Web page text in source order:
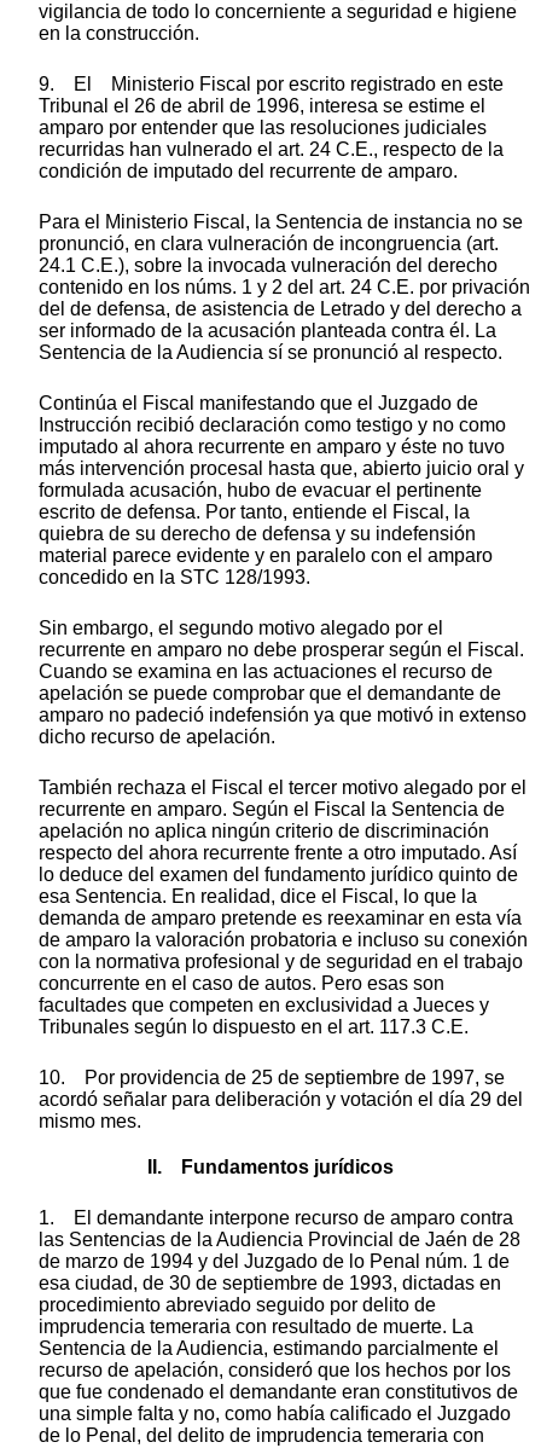
vigilancia de todo lo concerniente a seguridad e higiene
en la construcción.
9. El Ministerio Fiscal por escrito registrado en este
Tribunal el 26 de abril de 1996, interesa se estime el
amparo por entender que las resoluciones judiciales
recurridas han vulnerado el art. 24 C.E., respecto de la
condición de imputado del recurrente de amparo.
Para el Ministerio Fiscal, la Sentencia de instancia no se
pronunció, en clara vulneración de incongruencia (art.
24.1 C.E.), sobre la invocada vulneración del derecho
contenido en los núms. 1 y 2 del art. 24 C.E. por privación
del de defensa, de asistencia de Letrado y del derecho a
ser informado de la acusación planteada contra él. La
Sentencia de la Audiencia sí se pronunció al respecto.
Continúa el Fiscal manifestando que el Juzgado de
Instrucción recibió declaración como testigo y no como
imputado al ahora recurrente en amparo y éste no tuvo
más intervención procesal hasta que, abierto juicio oral y
formulada acusación, hubo de evacuar el pertinente
escrito de defensa. Por tanto, entiende el Fiscal, la
quiebra de su derecho de defensa y su indefensión
material parece evidente y en paralelo con el amparo
concedido en la STC 128/1993.
Sin embargo, el segundo motivo alegado por el
recurrente en amparo no debe prosperar según el Fiscal.
Cuando se examina en las actuaciones el recurso de
apelación se puede comprobar que el demandante de
amparo no padeció indefensión ya que motivó in extenso
dicho recurso de apelación.
También rechaza el Fiscal el tercer motivo alegado por el
recurrente en amparo. Según el Fiscal la Sentencia de
apelación no aplica ningún criterio de discriminación
respecto del ahora recurrente frente a otro imputado. Así
lo deduce del examen del fundamento jurídico quinto de
esa Sentencia. En realidad, dice el Fiscal, lo que la
demanda de amparo pretende es reexaminar en esta vía
de amparo la valoración probatoria e incluso su conexión
con la normativa profesional y de seguridad en el trabajo
concurrente en el caso de autos. Pero esas son
facultades que competen en exclusividad a Jueces y
Tribunales según lo dispuesto en el art. 117.3 C.E.
10. Por providencia de 25 de septiembre de 1997, se
acordó señalar para deliberación y votación el día 29 del
mismo mes.
II. Fundamentos jurídicos
1. El demandante interpone recurso de amparo contra
las Sentencias de la Audiencia Provincial de Jaén de 28
de marzo de 1994 y del Juzgado de lo Penal núm. 1 de
esa ciudad, de 30 de septiembre de 1993, dictadas en
procedimiento abreviado seguido por delito de
imprudencia temeraria con resultado de muerte. La
Sentencia de la Audiencia, estimando parcialmente el
recurso de apelación, consideró que los hechos por los
que fue condenado el demandante eran constitutivos de
una simple falta y no, como había calificado el Juzgado
de lo Penal, del delito de imprudencia temeraria con